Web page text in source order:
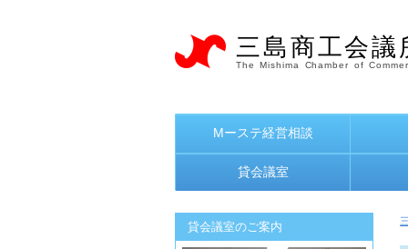
三島商工会議
The Mishima Chamber of
Mーステ経営相談
貸会議室
貸会議室のご案内